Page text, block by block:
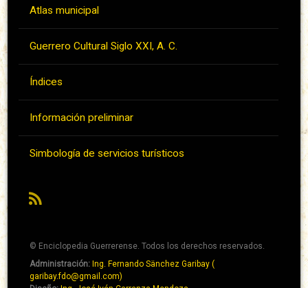
Atlas municipal
Guerrero Cultural Siglo XXI, A. C.
Índices
Información preliminar
Simbología de servicios turísticos
RSS
© Enciclopedia Guerrerense. Todos los derechos reservados.
Pie
Administración:Ing. Fernando Sänchez Garibay (
garibay.fdo@gmail.com)